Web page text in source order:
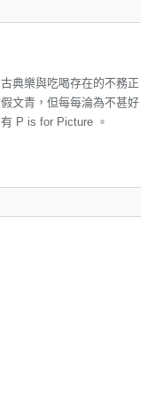
典樂與吃喝存在的不務正
文青，但每每淪為不甚好
P is for Picture 。